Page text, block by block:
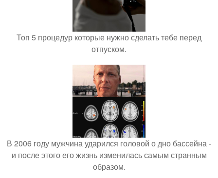
Топ 5 процедур которые нужно сделать тебе перед
отпуском.
В 2006 году мужчина ударился головой о дно бассейна -
и после этого его жизнь изменилась самым странным
образом.